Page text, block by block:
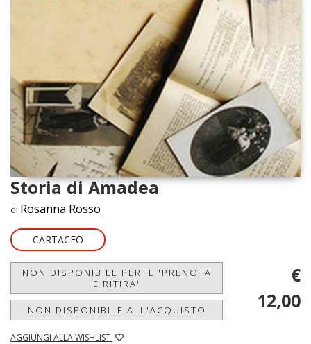
Storia di Amadea
di Rosanna Rosso
CARTACEO
NON DISPONIBILE PER IL 'PRENOTA
E RITIRA'
NON DISPONIBILE ALL'ACQUISTO
AGGIUNGI ALLA WISHLIST
€
12,00